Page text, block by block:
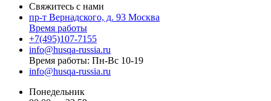
Свяжитесь с нами
пр-т Вернадского, д. 93 Москва
Время работы
+7(495)107-7155
info@husqa-russia.ru
Время работы: Пн-Вс 10-19
info@husqa-russia.ru
Понедельник